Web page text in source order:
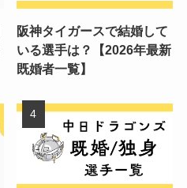
阪神タイガースで結婚して
いる選手は？【2026年最新
既婚者一覧】